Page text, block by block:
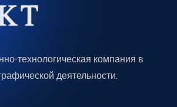
технологическая компания в
деятельности.